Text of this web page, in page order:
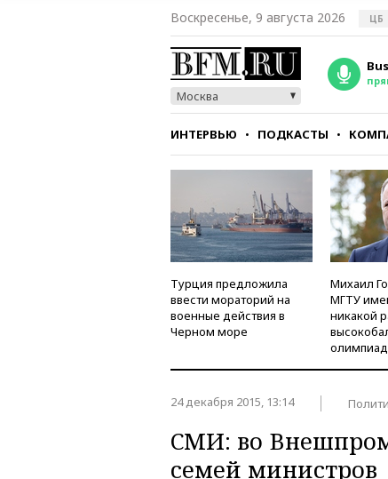
Воскресенье, 9 августа 2026 ЦБ
Москва
ИНТЕРВЬЮ ПОДКАСТЫ
СТИЛЬ ТЕСТЫ
Турция предложила
ввести мораторий на
военные действия в
Черном море
Михаил
МГТУ
никакой
24 декабря 2015, 13:14
СМИ: во
семей министров